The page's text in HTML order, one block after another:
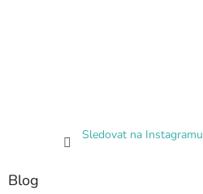
Sledovat na Instagramu
Blog